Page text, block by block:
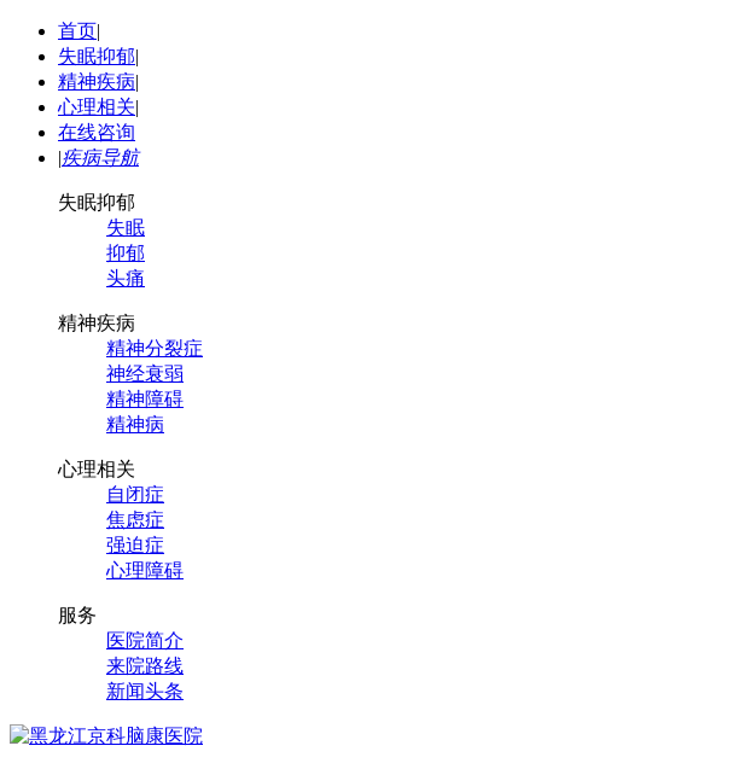
首页|
失眠抑郁|
精神疾病|
心理相关|
在线咨询
|疾病导航
失眠抑郁
失眠
抑郁
头痛
精神疾病
精神分裂症
神经衰弱
精神障碍
精神病
心理相关
自闭症
焦虑症
强迫症
心理障碍
服务
医院简介
来院路线
新闻头条